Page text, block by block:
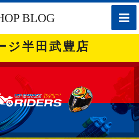
toggle
BLOG
ジ半田武豊店